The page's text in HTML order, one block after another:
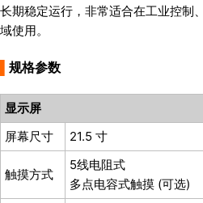
⻓期稳定运⾏，⾮常适合在⼯业控制
域使⽤。
规格参数
显示屏
屏幕尺寸
21.5 寸
触摸方式
5线电阻式
多点电容式触摸 (可选)